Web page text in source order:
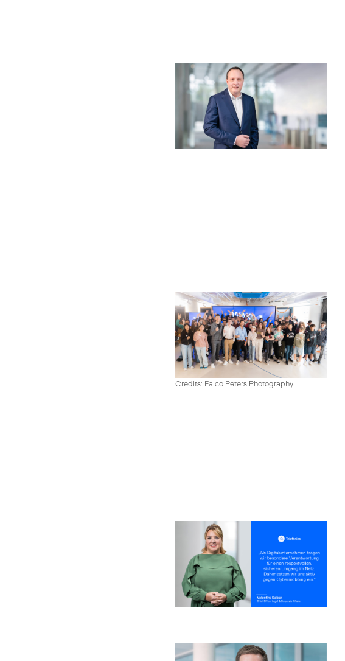
Credits: Falco Peters Photography